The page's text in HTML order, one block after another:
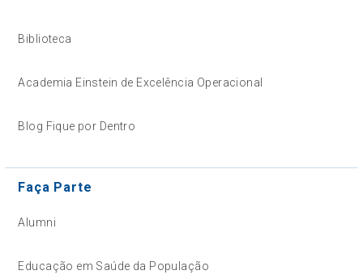
Biblioteca
Academia Einstein de Excelência Operacional
Blog Fique por Dentro
Faça Parte
Alumni
Educação em Saúde da População